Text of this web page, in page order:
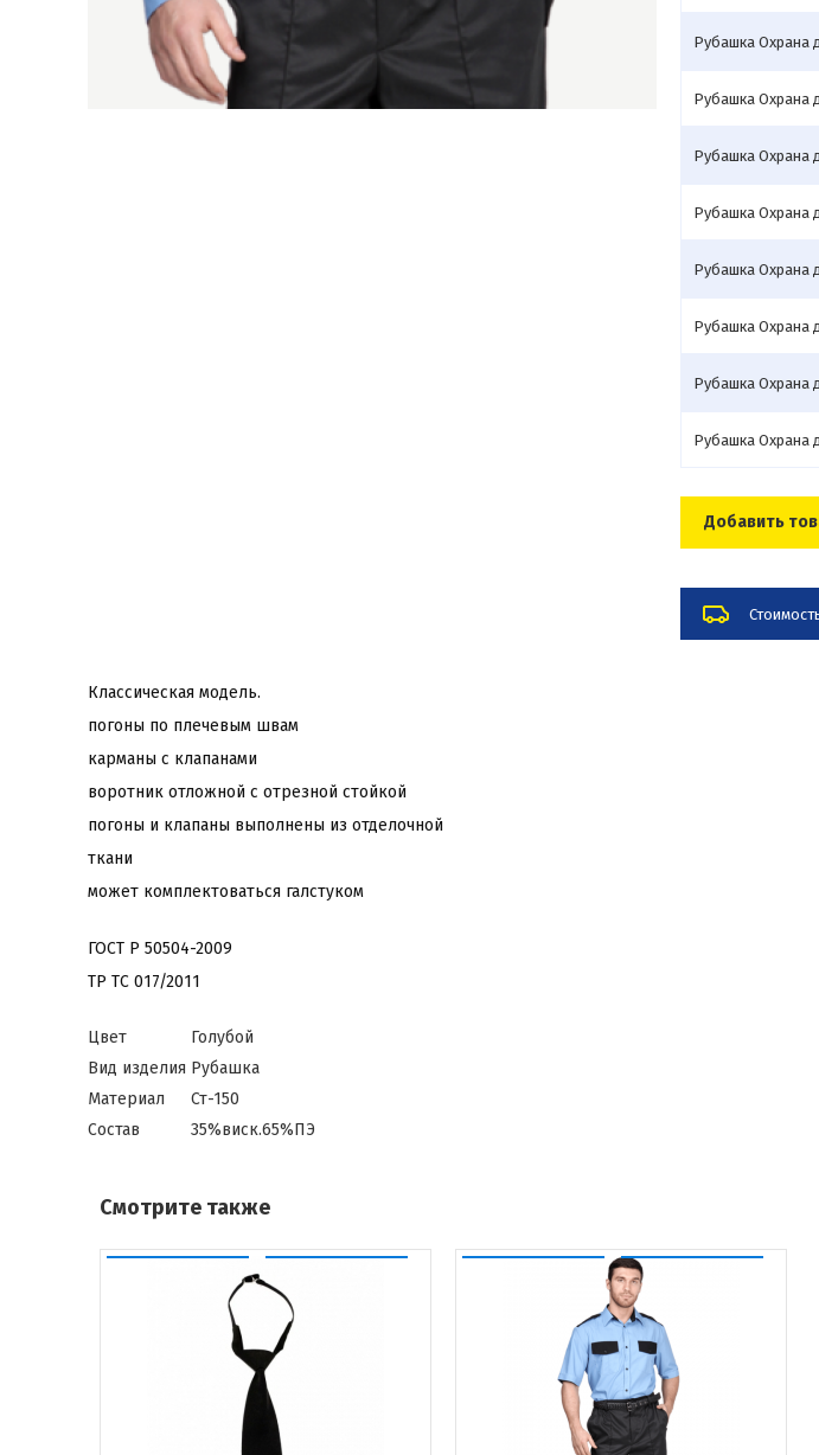
Рубашка Охрана
Рубашка Охрана
Рубашка Охрана
Рубашка Охрана
Рубашка Охрана
Рубашка Охрана
Рубашка Охрана
Рубашка Охрана
Добавить
Классическая модель.
погоны по плечевым швам
карманы с клапанами
воротник отложной с отрезной стойкой
погоны и клапаны выполнены из отделочной
ткани
может комплектоваться галстуком
ГОСТ Р 50504-2009
ТР ТС 017/2011
Цвет
Голубой
Вид изделия Рубашка
Материал
Ст-150
Состав
35%виск.65%ПЭ
Смотрите также